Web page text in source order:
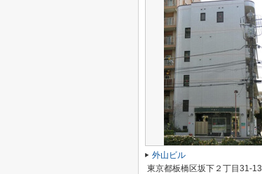
外山ビル
東京都板橋区坂下２丁目31-13